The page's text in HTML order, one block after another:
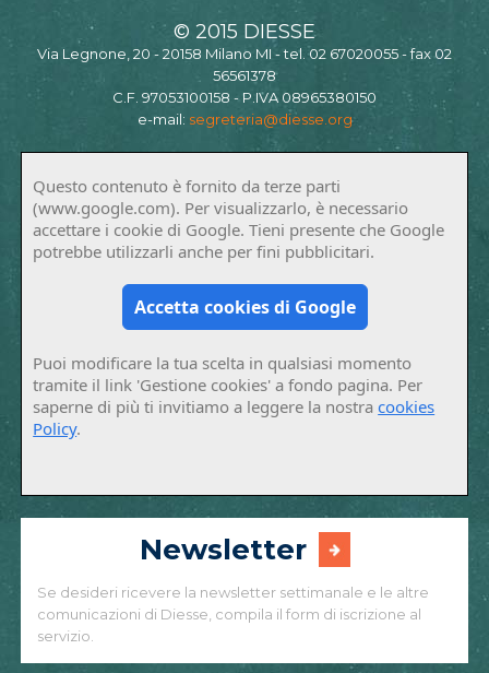
© 2015 DIESSE
Via Legnone, 20 - 20158 Milano MI - tel. 02 67020055 - fax 02
56561378
C.F. 97053100158 - P.IVA 08965380150
e-mail: segreteria@diesse.org
Questo contenuto è fornito da terze parti
(www.google.com). Per visualizzarlo, è necessario
accettare i cookie di Google. Tieni presente che Google
potrebbe utilizzarli anche per fini pubblicitari.
Accetta cookies di Google
Puoi modificare la tua scelta in qualsiasi momento
tramite il link 'Gestione cookies' a fondo pagina. Per
saperne di più ti invitiamo a leggere la nostracookies
Policy.
Newsletter
Se desideri ricevere la newsletter settimanale e le altre
comunicazioni di Diesse, compila il form di iscrizione al
servizio.